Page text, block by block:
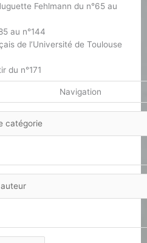
Fehlmann du n°65 au
au n°144
de l’Université de Toulouse
du n°171
Navigation